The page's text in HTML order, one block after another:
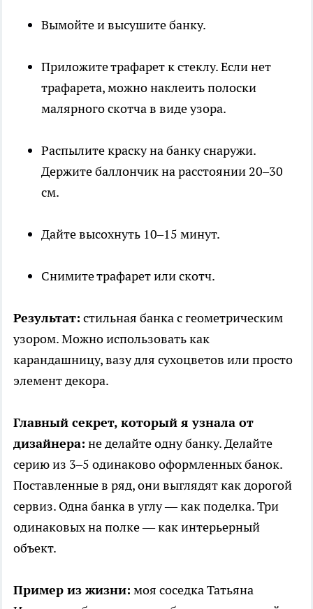
Вымойте и высушите банку.
Приложите трафарет к стеклу. Если нет
трафарета, можно наклеить полоски
малярного скотча в виде узора.
Распылите краску на банку снаружи.
Держите баллончик на расстоянии 20–30
см.
Дайте высохнуть 10–15 минут.
Снимите трафарет или скотч.
Результат: стильная банка с геометрическим
узором. Можно использовать как
карандашницу, вазу для сухоцветов или просто
элемент декора.
Главный секрет, который я узнала от
дизайнера: не делайте одну банку. Делайте
серию из 3–5 одинаково оформленных банок.
Поставленные в ряд, они выглядят как дорогой
сервиз. Одна банка в углу — как поделка. Три
одинаковых на полке — как интерьерный
объект.
Пример из жизни: моя соседка Татьяна